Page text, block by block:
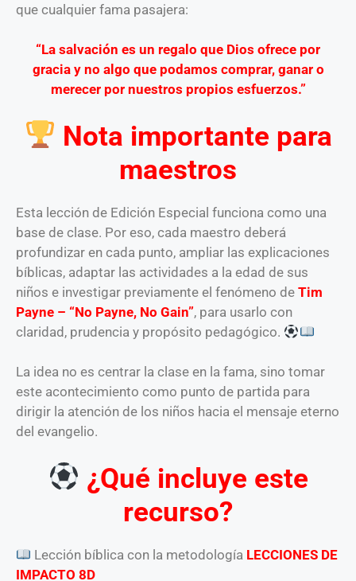
que cualquier fama pasajera:
“La salvación es un regalo que Dios ofrece por
gracia y no algo que podamos comprar, ganar o
merecer por nuestros propios esfuerzos.”
Nota importante para
maestros
Esta lección de Edición Especial funciona como una
base de clase. Por eso, cada maestro deberá
profundizar en cada punto, ampliar las explicaciones
bíblicas, adaptar las actividades a la edad de sus
niños e investigar previamente el fenómeno de Tim
Payne – “No Payne, No Gain”, para usarlo con
claridad, prudencia y propósito pedagógico.
La idea no es centrar la clase en la fama, sino tomar
este acontecimiento como punto de partida para
dirigir la atención de los niños hacia el mensaje eterno
del evangelio.
¿Qué incluye este
recurso?
Lección bíblica con la metodología LECCIONES DE
IMPACTO 8D